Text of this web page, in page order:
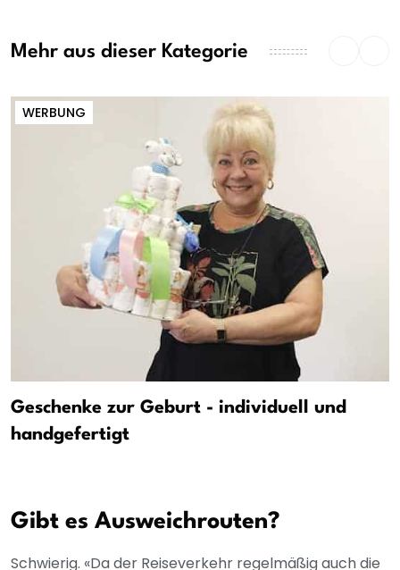
Mehr aus dieser Kategorie
WERBUNG
Geschenke zur Geburt - individuell und
handgefertigt
Gibt es Ausweichrouten?
Schwierig. «Da der Reiseverkehr regelmäßig auch die